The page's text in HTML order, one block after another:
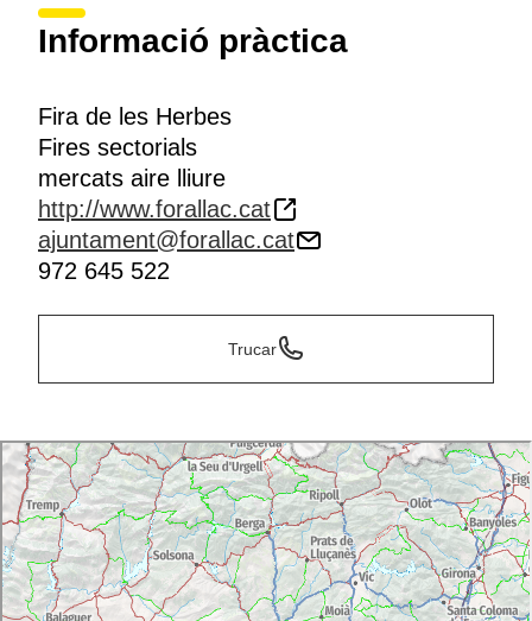
Informació pràctica
Fira de les Herbes
Fires sectorials
mercats aire lliure
http://www.forallac.cat
ajuntament@forallac.cat
972 645 522
Trucar